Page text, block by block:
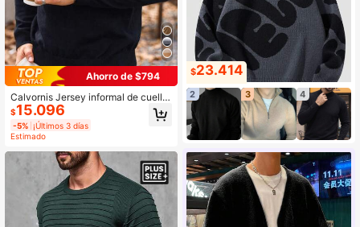
Ahorro de $794
Calvornis Jersey informal de cuello
redondo con bloques de color y est
ampado de rayas para hombre talla
grande, para otoño e invierno, top d
e manga larga
$15.096
-5% ¡Últimos 3 días
Estimado
$23.414
2 3 4